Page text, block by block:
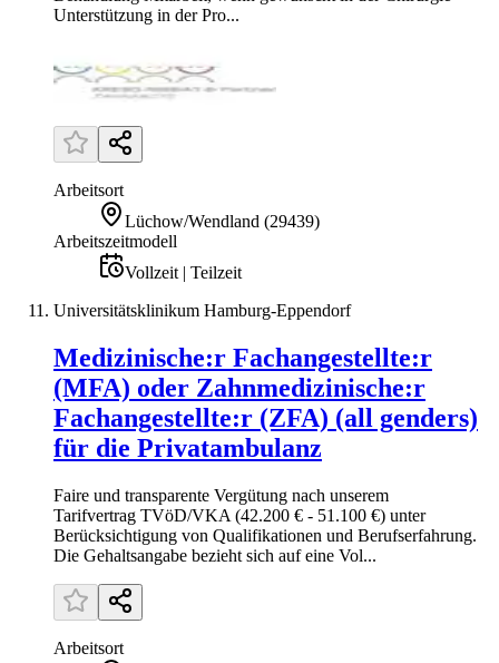
Unterstützung in der Pro...
Arbeitsort
Lüchow/Wendland (29439)
Arbeitszeitmodell
Vollzeit | Teilzeit
Universitätsklinikum Hamburg-Eppendorf
Medizinische:r Fachangestellte:r
(MFA) oder Zahnmedizinische:r
Fachangestellte:r (ZFA) (all genders)
für die Privatambulanz
Faire und transparente Vergütung nach unserem
Tarifvertrag TVöD/VKA (42.200 € - 51.100 €) unter
Berücksichtigung von Qualifikationen und Berufs­erfahrung.
Die Gehaltsangabe bezieht sich auf eine Vol...
Arbeitsort